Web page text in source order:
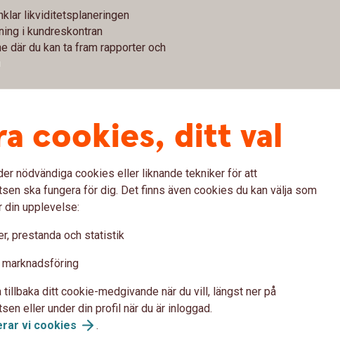
likviditetsplaneringen
i kundreskontran
där du kan ta fram rapporter och
och smidigt genom att pengarna dras
Varken du eller din kund behöver bevaka
information om ditt företags Autogiro.
cookies, ditt val
nödvändiga cookies eller liknande tekniker för att
ska fungera för dig. Det finns även cookies du kan välja som
din upplevelse:
prestanda och statistik
marknadsföring
tillbaka ditt cookie-medgivande när du vill, längst ner på
eller under din profil när du är inloggad.
vi cookies .